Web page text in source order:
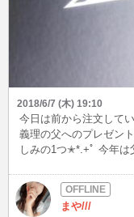
2018/6/7 (木) 19:10
今日は前から注文して
義理の父へのプレゼン
しみの1つ✭*.+ﾟ 今年は
♡(*^^*)♡なんて 最近短
まやをかまって下さい
まや///